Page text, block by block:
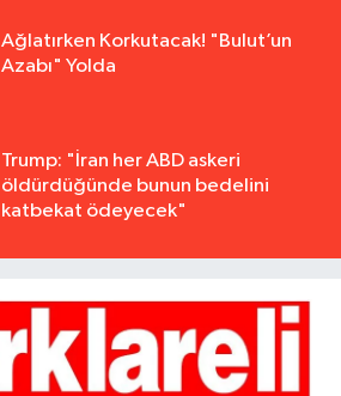
Ağlatırken Korkutacak! "Bulut’un
Azabı" Yolda
Trump: "İran her ABD askeri
öldürdüğünde bunun bedelini
katbekat ödeyecek"